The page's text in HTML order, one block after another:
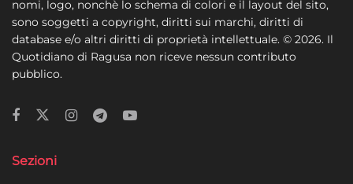
nomi, logo, nonchè lo schema di colori e il layout del sito,
sono soggetti a copyright, diritti sui marchi, diritti di
database e/o altri diritti di proprietà intellettuale. © 2026. Il
Quotidiano di Ragusa non riceve nessun contributo
pubblico.
Sezioni